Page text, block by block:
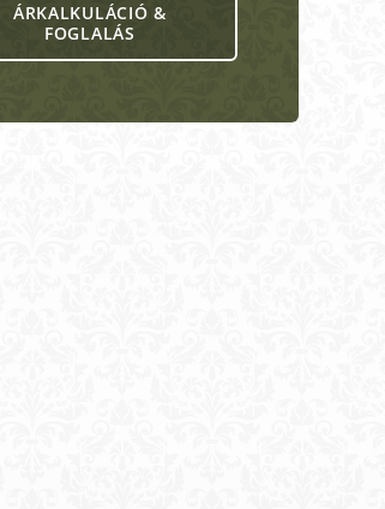
ÁRKALKULÁCIÓ &
FOGLALÁS